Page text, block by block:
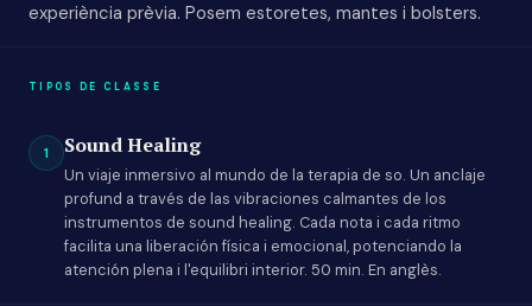
experiència prèvia. Posem estoretes, mantes i bolsters.
TIPOS DE CLASSE
1 Sound Healing
Un viaje inmersivo al mundo de la terapia de so. Un anclaje
profund a través de las vibraciones calmantes de los
instrumentos de sound healing. Cada nota i cada ritmo
facilita una liberación física i emocional, potenciando la
atención plena i l'equilibri interior. 50 min. En anglès.